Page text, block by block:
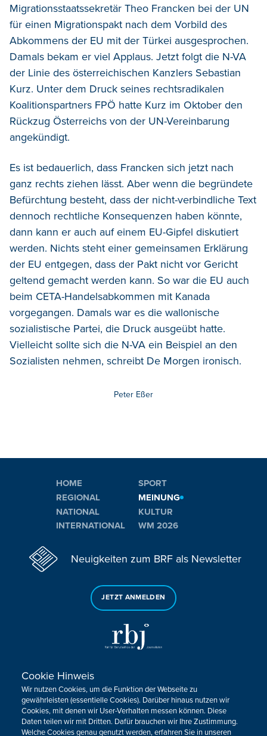
Migrationsstaatssekretär Theo Francken bei der UN
für einen Migrationspakt nach dem Vorbild des
Abkommens der EU mit der Türkei ausgesprochen.
Damals bekam er viel Applaus. Jetzt folgt die N-VA
der Linie des österreichischen Kanzlers Sebastian
Kurz. Unter dem Druck seines rechtsradikalen
Koalitionspartners FPÖ hatte Kurz im Oktober den
Rückzug Österreichs von der UN-Vereinbarung
angekündigt.
Es ist bedauerlich, dass Francken sich jetzt nach
ganz rechts ziehen lässt. Aber wenn die begründete
Befürchtung besteht, dass der nicht-verbindliche Text
dennoch rechtliche Konsequenzen haben könnte,
dann kann er auch auf einem EU-Gipfel diskutiert
werden. Nichts steht einer gemeinsamen Erklärung
der EU entgegen, dass der Pakt nicht vor Gericht
geltend gemacht werden kann. So war die EU auch
beim CETA-Handelsabkommen mit Kanada
vorgegangen. Damals war es die wallonische
sozialistische Partei, die Druck ausgeübt hatte.
Vielleicht sollte sich die N-VA ein Beispiel an den
Sozialisten nehmen, schreibt De Morgen ironisch.
Peter Eßer
HOME
REGIONAL
NATIONAL
INTERNATIONAL
SPORT
MEINUNG
KULTUR
WM 2026
Neuigkeiten zum BRF als Newsletter
JETZT ANMELDEN
Sie haben noch Fragen oder Anmerkungen?
KONTAKTIEREN SIE UNS!
Impressum Datenschutz Kontakt
Barrierefreiheit
Cookie Hinweis
Wir nutzen Cookies, um die Funktion der Webseite zu
gewährleisten (essentielle Cookies). Darüber hinaus nutzen wir
Cookies, mit denen wir User-Verhalten messen können. Diese
Daten teilen wir mit Dritten. Dafür brauchen wir Ihre Zustimmung.
Welche Cookies genau genutzt werden, erfahren Sie in unseren